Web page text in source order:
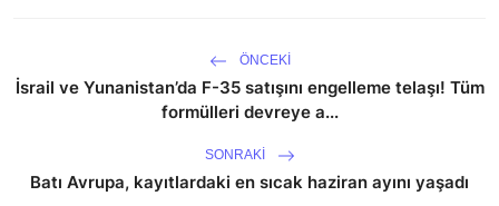
ÖNCEKI
İsrail ve Yunanistan’da F-35 satışını engelleme telaşı! Tüm
formülleri devreye a...
SONRAKI
Batı Avrupa, kayıtlardaki en sıcak haziran ayını yaşadı